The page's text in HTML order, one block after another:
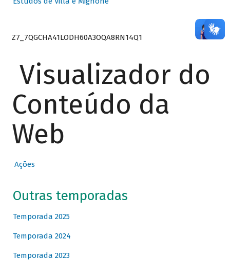
Z7_7QGCHA41LODH60A3OQA8RN14Q1
Visualizador do
Conteúdo da
Web
Ações
Outras temporadas
Temporada 2025
Temporada 2024
Temporada 2023